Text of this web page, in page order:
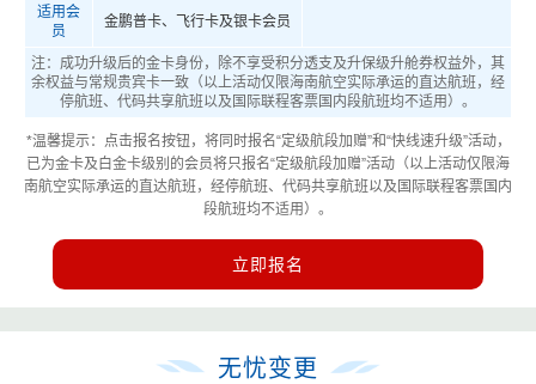
适用会
员
金鹏普卡、飞行卡及银卡会员
注：成功升级后的金卡身份，除不享受积分透支及升保级升舱券权益外，其
余权益与常规贵宾卡一致（以上活动仅限海南航空实际承运的直达航班，经
停航班、代码共享航班以及国际联程客票国内段航班均不适用）。
*温馨提示：点击报名按钮，将同时报名“定级航段加赠”和“快线速升级”活动，
已为金卡及白金卡级别的会员将只报名“定级航段加赠”活动（以上活动仅限海
南航空实际承运的直达航班，经停航班、代码共享航班以及国际联程客票国内
段航班均不适用）。
立即报名
无忧变更